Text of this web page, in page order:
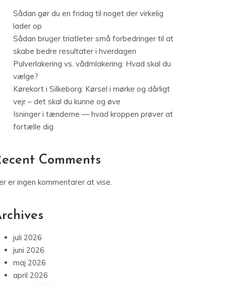
Sådan gør du en fridag til noget der virkelig
lader op
Sådan bruger triatleter små forbedringer til at
skabe bedre resultater i hverdagen
Pulverlakering vs. vådmlakering: Hvad skal du
vælge?
Kørekort i Silkeborg: Kørsel i mørke og dårligt
vejr – det skal du kunne og øve
Isninger i tænderne — hvad kroppen prøver at
fortælle dig
Comments
er ingen kommentarer at vise.
juli 2026
juni 2026
maj 2026
april 2026